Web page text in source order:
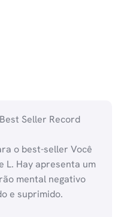
Seller Record
o best-seller Você
L. Hay apresenta um
mental negativo
e suprimido.